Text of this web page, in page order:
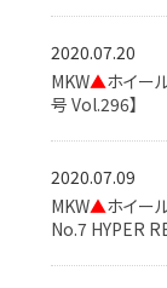
2020.07.20
MKW▲ホイー
号 Vol.296】
2020.07.09
MKW▲ホイー
No.7 HYPER